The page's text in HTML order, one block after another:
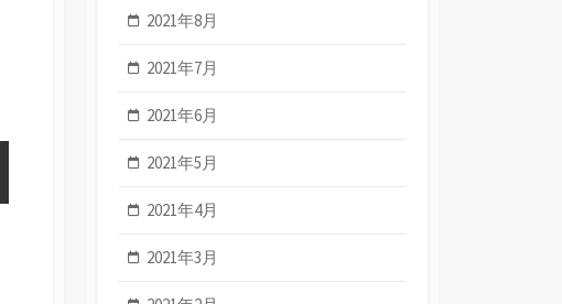
2021年8月
2021年7月
2021年6月
2021年5月
2021年4月
2021年3月